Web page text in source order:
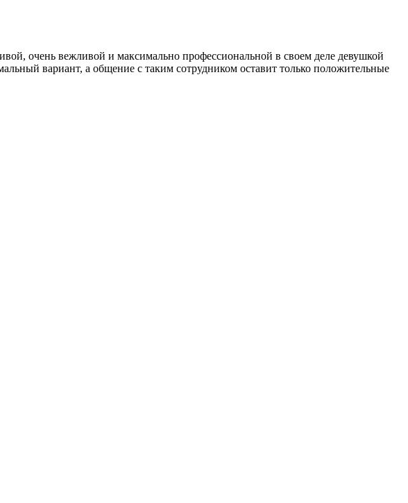
очень вежливой и максимально профессиональной в своем деле девушкой
вариант, а общение с таким сотрудником оставит только положительные